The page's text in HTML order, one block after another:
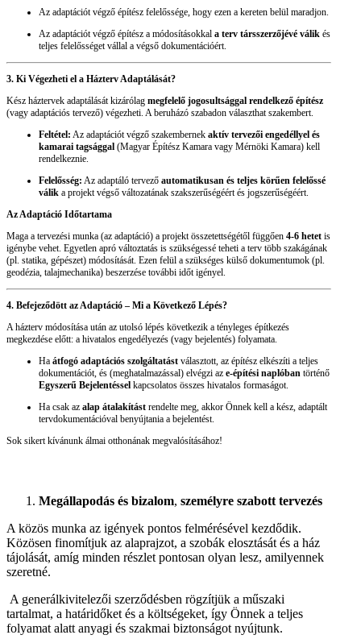
Az adaptációt végző építész felelőssége, hogy ezen a kereten belül maradjon.
Az adaptációt végző építész a módosításokkal a terv társszerzőjévé válik és
teljes felelősséget vállal a végső dokumentációért.
3. Ki Végezheti el a Házterv Adaptálását?
Kész háztervek adaptálását kizárólag megfelelő jogosultsággal rendelkező építész
(vagy adaptációs tervező) végezheti. A beruházó szabadon választhat szakembert.
Feltétel: Az adaptációt végző szakembernek aktív tervezői engedéllyel és
kamarai tagsággal (Magyar Építész Kamara vagy Mérnöki Kamara) kell
rendelkeznie.
Felelősség: Az adaptáló tervező automatikusan és teljes körűen felelőssé
válik a projekt végső változatának szakszerűségéért és jogszerűségéért.
Az Adaptáció Időtartama
Maga a tervezési munka (az adaptáció) a projekt összetettségétől függően 4-6 hetet is
igénybe vehet. Egyetlen apró változtatás is szükségessé teheti a terv több szakágának
(pl. statika, gépészet) módosítását. Ezen felül a szükséges külső dokumentumok (pl.
geodézia, talajmechanika) beszerzése további időt igényel.
4. Befejeződött az Adaptáció – Mi a Következő Lépés?
A házterv módosítása után az utolsó lépés következik a tényleges építkezés
megkezdése előtt: a hivatalos engedélyezés (vagy bejelentés) folyamata.
Ha átfogó adaptációs szolgáltatást választott, az építész elkészíti a teljes
dokumentációt, és (meghatalmazással) elvégzi az e-építési naplóban történő
Egyszerű Bejelentéssel kapcsolatos összes hivatalos formaságot.
Ha csak az alap átalakítást rendelte meg, akkor Önnek kell a kész, adaptált
tervdokumentációval benyújtania a bejelentést.
Sok sikert kívánunk álmai otthonának megvalósításához!
Megállapodás és bizalom, személyre szabott tervezés
A közös munka az igények pontos felmérésével kezdődik.
Közösen finomítjuk az alaprajzot, a szobák elosztását és a ház
tájolását, amíg minden részlet pontosan olyan lesz, amilyennek
szeretné.
A generálkivitelezői szerződésben rögzítjük a műszaki
tartalmat, a határidőket és a költségeket, így Önnek a teljes
folyamat alatt anyagi és szakmai biztonságot nyújtunk.